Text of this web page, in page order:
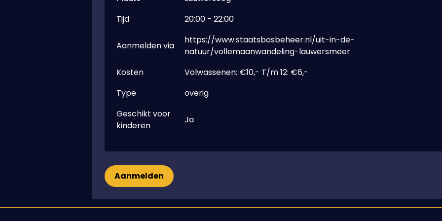
Tijd
20:00 - 22:00
Aanmelden via
https://www.staatsbosbeheer.nl/uit-in-de-
natuur/vollemaanwandeling-lauwersmeer
Kosten
Volwassenen: €10,- T/m 12: €6,-
Type
overig
Geschikt voor
kinderen
Ja
Aanmelden